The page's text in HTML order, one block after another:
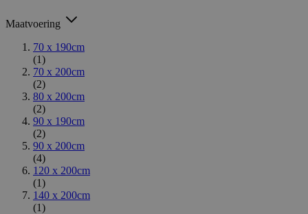
Maatvoering
70 x 190cm
(1)
70 x 200cm
(2)
80 x 200cm
(2)
90 x 190cm
(2)
90 x 200cm
(4)
120 x 200cm
(1)
140 x 200cm
(1)